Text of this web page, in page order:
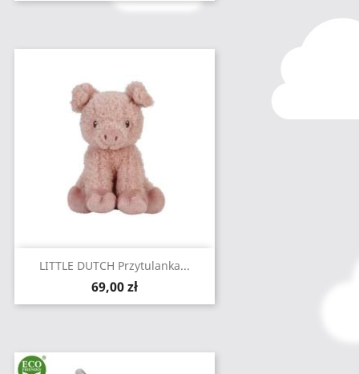
LITTLE DUTCH Przytulanka...
Cena
69,00 zł